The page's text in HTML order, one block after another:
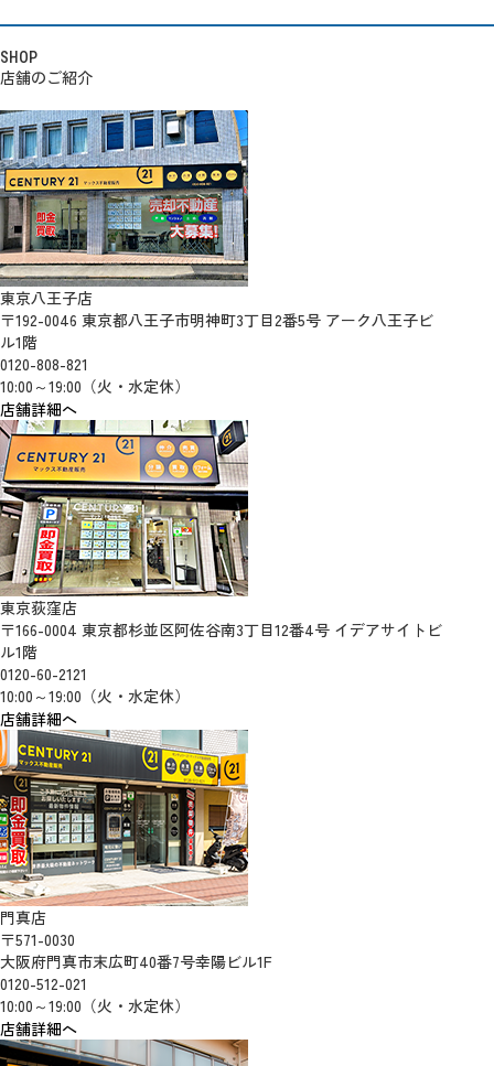
SHOP
店舗のご紹介
東京八王子店
〒192-0046 東京都八王子市明神町3丁目2番5号 アーク八王子ビ
ル1階
0120-808-821
10:00～19:00（火・水定休）
店舗詳細へ
東京荻窪店
〒166-0004 東京都杉並区阿佐谷南3丁目12番4号 イデアサイトビ
ル1階
0120-60-2121
10:00～19:00（火・水定休）
店舗詳細へ
門真店
〒571-0030
大阪府門真市末広町40番7号幸陽ビル1F
0120-512-021
10:00～19:00（火・水定休）
店舗詳細へ